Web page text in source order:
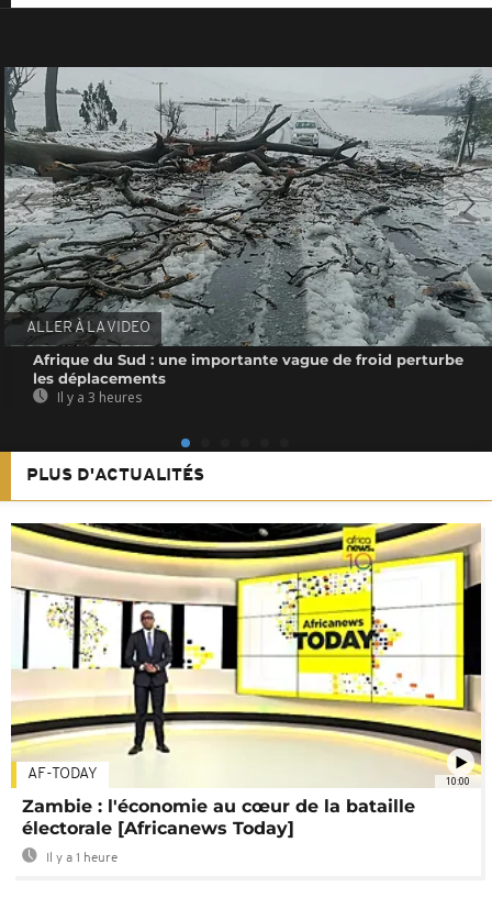
ALLER À LA VIDEO
Afrique du Sud : une importante vague de froid perturbe
les déplacements
Il y a 3 heures
PLUS D'ACTUALITÉS
10:00
AF-TODAY
Zambie : l'économie au cœur de la bataille
électorale [Africanews Today]
Il y a 1 heure